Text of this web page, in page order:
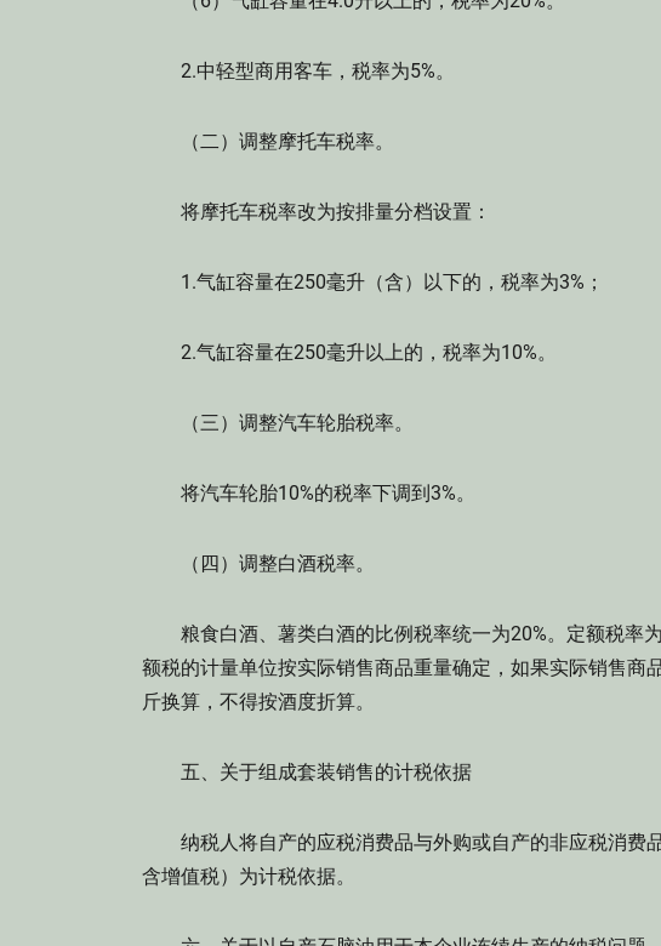
2.中轻型商用客车，税率为5%。
（二）调整摩托车税率。
将摩托车税率改为按排量分档设置：
1.气缸容量在250毫升（含）以下的，税率为3%；
2.气缸容量在250毫升以上的，税率为10%。
（三）调整汽车轮胎税率。
将汽车轮胎10%的税率下调到3%。
（四）调整白酒税率。
粮食白酒、薯类白酒的比例税率统一为20%。定额税率
额税的计量单位按实际销售商品重量确定，如果实际销售商
斤换算，不得按酒度折算。
五、关于组成套装销售的计税依据
纳税人将自产的应税消费品与外购或自产的非应税消费
含增值税）为计税依据。